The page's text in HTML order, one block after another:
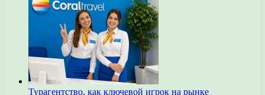
Турагентство, как ключевой игрок на рынке